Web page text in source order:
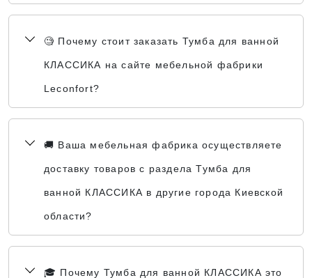
🧐 Почему стоит заказать Тумба для ванной
КЛАССИКА на сайте мебельной фабрики
Leconfort?
🚚 Ваша мебельная фабрика осуществляете
доставку товаров с раздела Тумба для
ванной КЛАССИКА в другие города Киевской
области?
🎓 Почему Тумба для ванной КЛАССИКА это